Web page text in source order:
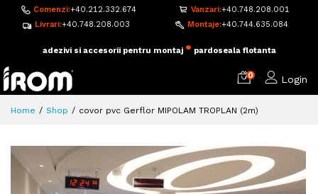
Comenzi:+40.212.332.674 Vanzari:+40.748.208.001
Livrari:+40.748.208.003 Montaje:+40.744.635.084
adezivi si accesorii pentru montaj • pardoseala flotanta
0 Login
Home Shop covor pvc Gerflor MIPOLAM TROPLAN (2m)